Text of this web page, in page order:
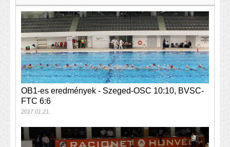
OB1-es eredmények - Szeged-OSC 10:10, BVSC-
FTC 6:6
2017.01.21.